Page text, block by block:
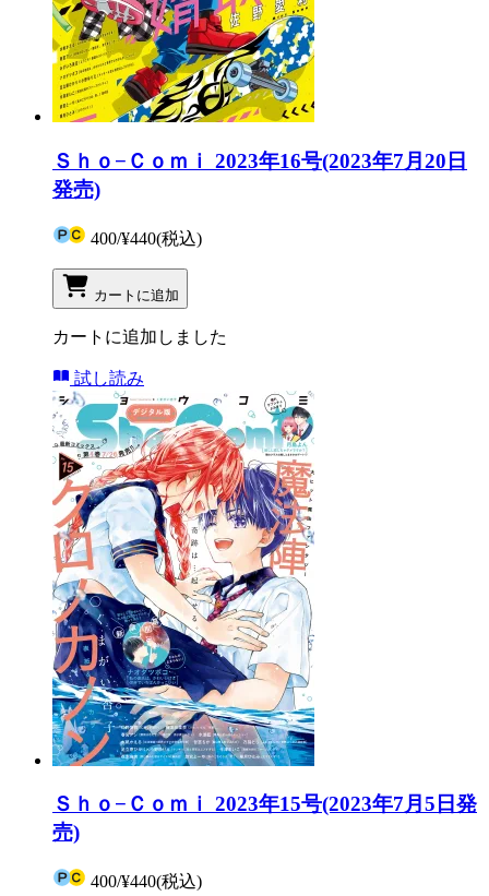
Ｓｈｏ−Ｃｏｍｉ 2023年16号(2023年7月20日
発売)
400/¥440(税込)
カートに追加
カートに追加しました
試し読み
Ｓｈｏ−Ｃｏｍｉ 2023年15号(2023年7月5日発
売)
400/¥440(税込)